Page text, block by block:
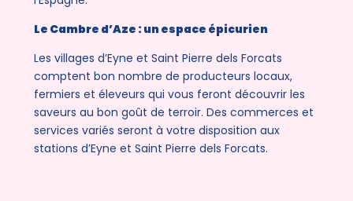
Le Cambre d’Aze : un espace épicurien
Les villages d’Eyne et Saint Pierre dels Forcats
comptent bon nombre de producteurs locaux,
fermiers et éleveurs qui vous feront découvrir les
saveurs au bon goût de terroir. Des commerces et
services variés seront à votre disposition aux
stations d’Eyne et Saint Pierre dels Forcats.